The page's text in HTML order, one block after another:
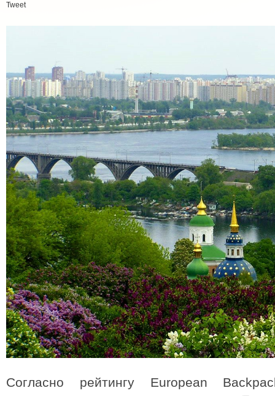
Tweet
Согласно рейтингу European